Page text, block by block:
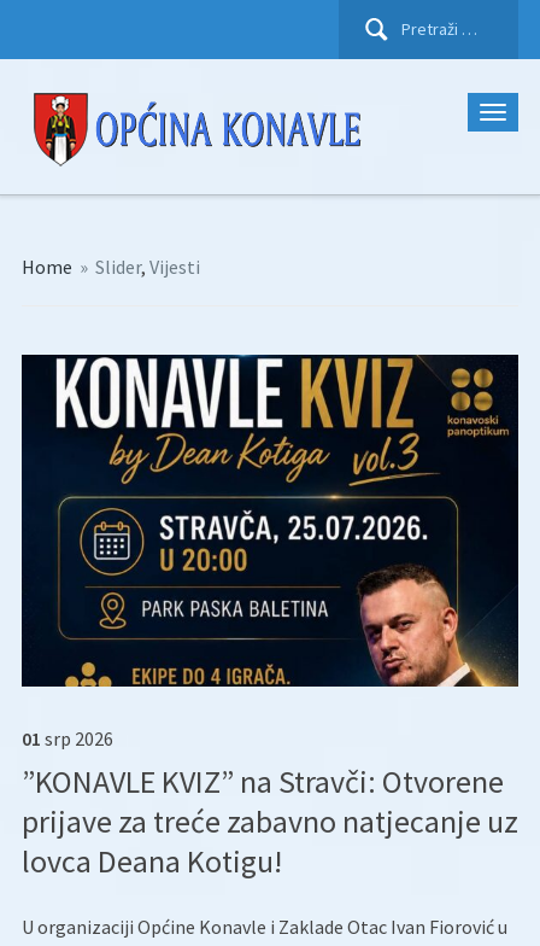
Pretraži:
Home » Slider, Vijesti
01 srp 2026
”KONAVLE KVIZ” na Stravči: Otvorene
prijave za treće zabavno natjecanje uz
lovca Deana Kotigu!
U organizaciji Općine Konavle i Zaklade Otac Ivan Fiorović u